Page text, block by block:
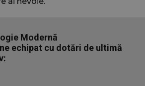
Modernă
echipat cu dotări de ultimă